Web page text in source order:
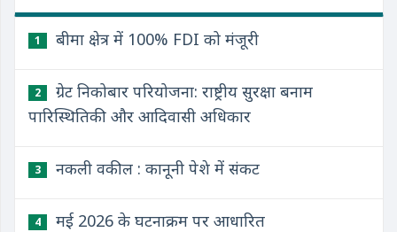
1 बीमा क्षेत्र में 100% FDI को मंजूरी
2
ग्रेट निकोबार परियोजना: राष्ट्रीय सुरक्षा बनाम
पारिस्थितिकी और आदिवासी अधिकार
3 नकली वकील : कानूनी पेशे में संकट
4 मई 2026 के घटनाक्रम पर आधारित